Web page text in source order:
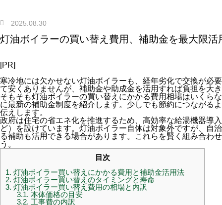
2025.08.30
灯油ボイラーの買い替え費用、補助金を最大限活
[PR]
寒冷地には欠かせない灯油ボイラーも、経年劣化で交換が必
て安くありませんが、補助金や助成金を活用すれば負担を大
そもそも灯油ボイラーの買い替えにかかる費用相場はいくら
に最新の補助金制度を紹介します。少しでも節約につながる
伝えします。
政府は住宅の省エネ化を推進するため、高効率な給湯機器導
ど）を設けています。灯油ボイラー自体は対象外ですが、自
る補助も活用できる場合があります。これらを賢く組み合わ
う。
目次
1. 灯油ボイラー買い替えにかかる費用と補助金活用法
2. 灯油ボイラー買い替えのタイミングと寿命
3. 灯油ボイラー買い替え費用の相場と内訳
3.1. 本体価格の目安
3.2. 工事費の内訳